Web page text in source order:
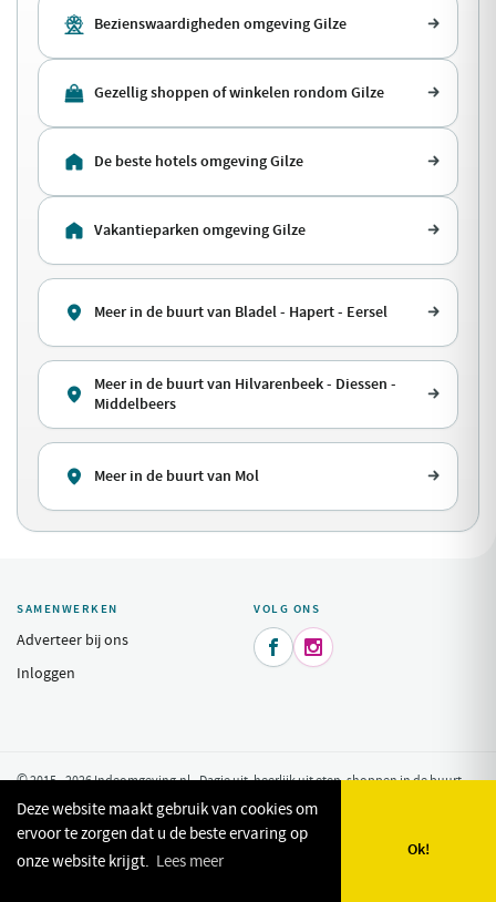
Bezienswaardigheden omgeving Gilze
Gezellig shoppen of winkelen rondom Gilze
De beste hotels omgeving Gilze
Vakantieparken omgeving Gilze
Meer in de buurt van Bladel - Hapert - Eersel
Meer in de buurt van Hilvarenbeek - Diessen -
Middelbeers
Meer in de buurt van Mol
SAMENWERKEN
Adverteer bij ons
Inloggen
VOLG ONS
 
© 2015 - 2026 Indeomgeving.nl - Dagje uit, heerlijk uit eten, shoppen in de buurt
van uw vakantiepark. Privacy Policy
Deze website maakt gebruik van cookies om
ervoor te zorgen dat u de beste ervaring op
onze website krijgt. Lees meer
Ok!